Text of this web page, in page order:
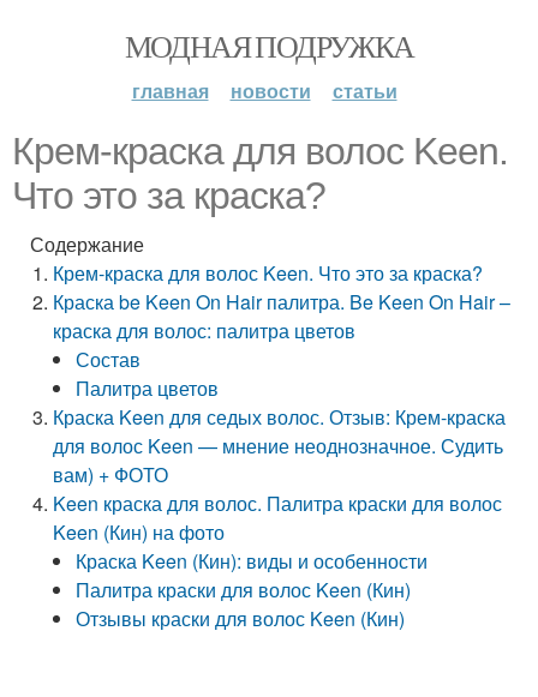
МОДНАЯ ПОДРУЖКА
главная новости статьи
Крем-краска для волос Keen.
Что это за краска?
Содержание
Крем-краска для волос Keen. Что это за краска?
Краска be Keen On Hair палитра. Be Keen On Hair –
краска для волос: палитра цветов
Состав
Палитра цветов
Краска Keen для седых волос. Отзыв: Крем-краска
для волос Keen — мнение неоднозначное. Судить
вам) + ФОТО
Keen краска для волос. Палитра краски для волос
Keen (Кин) на фото
Краска Keen (Кин): виды и особенности
Палитра краски для волос Keen (Кин)
Отзывы краски для волос Keen (Кин)